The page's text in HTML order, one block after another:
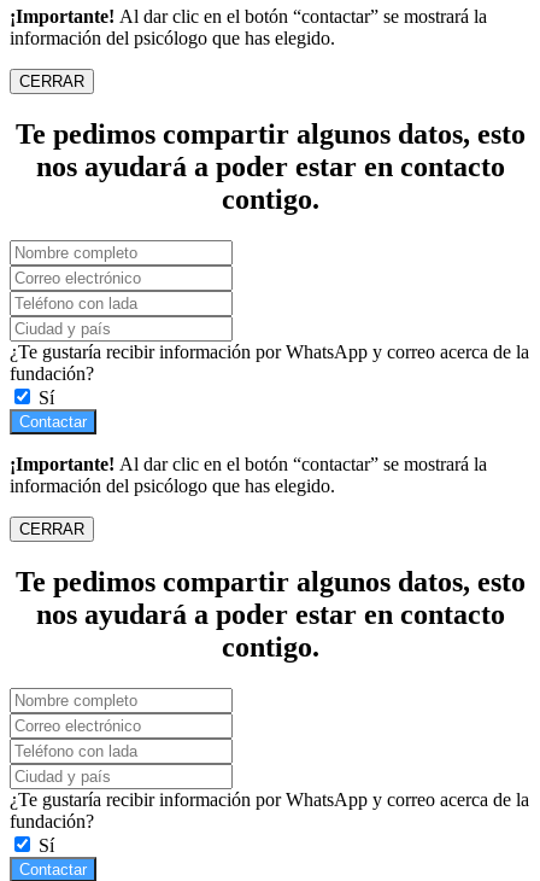
¡Importante! Al dar clic en el botón “contactar” se mostrará la
información del psicólogo que has elegido.
CERRAR
Te pedimos compartir algunos datos, esto
nos ayudará a poder estar en contacto
contigo.
¿Te gustaría recibir información por WhatsApp y correo acerca de la
fundación?
Sí
Contactar
¡Importante! Al dar clic en el botón “contactar” se mostrará la
información del psicólogo que has elegido.
CERRAR
Te pedimos compartir algunos datos, esto
nos ayudará a poder estar en contacto
contigo.
¿Te gustaría recibir información por WhatsApp y correo acerca de la
fundación?
Sí
Contactar